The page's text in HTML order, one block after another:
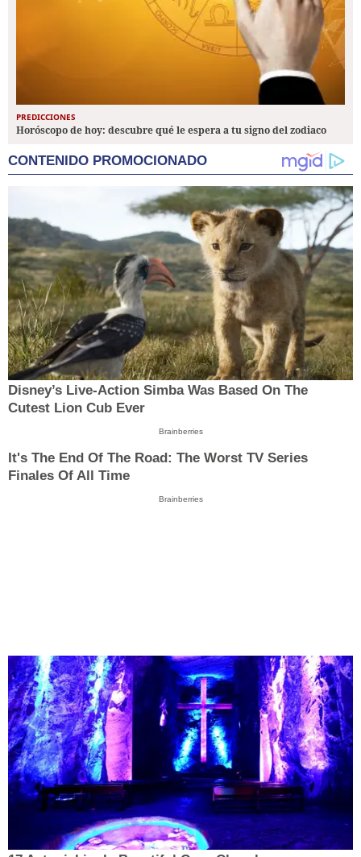
PREDICCIONES
Horóscopo de hoy: descubre qué le espera a tu signo del zodiaco
CONTENIDO PROMOCIONADO
Disney’s Live-Action Simba Was Based On The
Cutest Lion Cub Ever
Brainberries
It's The End Of The Road: The Worst TV Series
Finales Of All Time
Brainberries